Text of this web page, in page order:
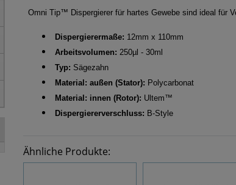
Omni Tip™ Dispergierer für hartes Gewebe sind ideal für
Dispergierermaße: 12mm x 110mm
Arbeitsvolumen: 250µl - 30ml
Typ: Sägezahn
Material: außen (Stator): Polycarbonat
Material: innen (Rotor): Ultem™
Dispergiererverschluss: B-Style
Ähnliche Produkte: